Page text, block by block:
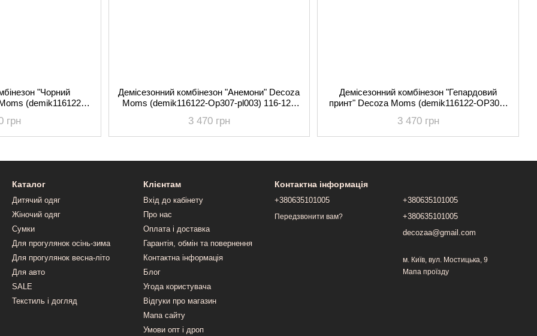
"Чорний
(demik116122-
грн
Демісезонний комбінезон "Анемони" Decoza
Moms (demik116122-Op307-pl003) 116-122
3 470 грн
Демісезонний комбінезон "Гепардовий
принт" Decoza Moms (demik116122-OP305-
3 470 грн
Каталог
Дитячий одяг
Жіночий одяг
Сумки
Для прогулянок осінь-зима
Для прогулянок весна-літо
Для авто
SALE
Текстиль і догляд
Клієнтам
Вхід до кабінету
Про нас
Оплата і доставка
Гарантія, обмін та повернення
Контактна інформація
Блог
Угода користувача
Відгуки про магазин
Мапа сайту
Умови опт і дроп
Контактна інформація
+380635101005
Передзвонити вам?
+380635101005
+380635101005
decozaa@gmail.com
м. Київ, вул. Мостицька, 9
Мапа проїзду